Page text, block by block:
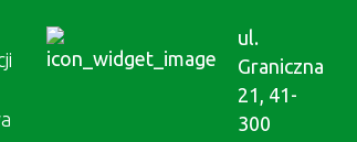
ul.
Graniczna
21, 41-
300